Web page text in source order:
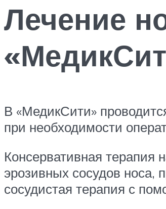
Лечение
В «МедикСити»
при необходимости
Консервативная терапия
эрозивных сосудов носа,
сосудистая терапия с